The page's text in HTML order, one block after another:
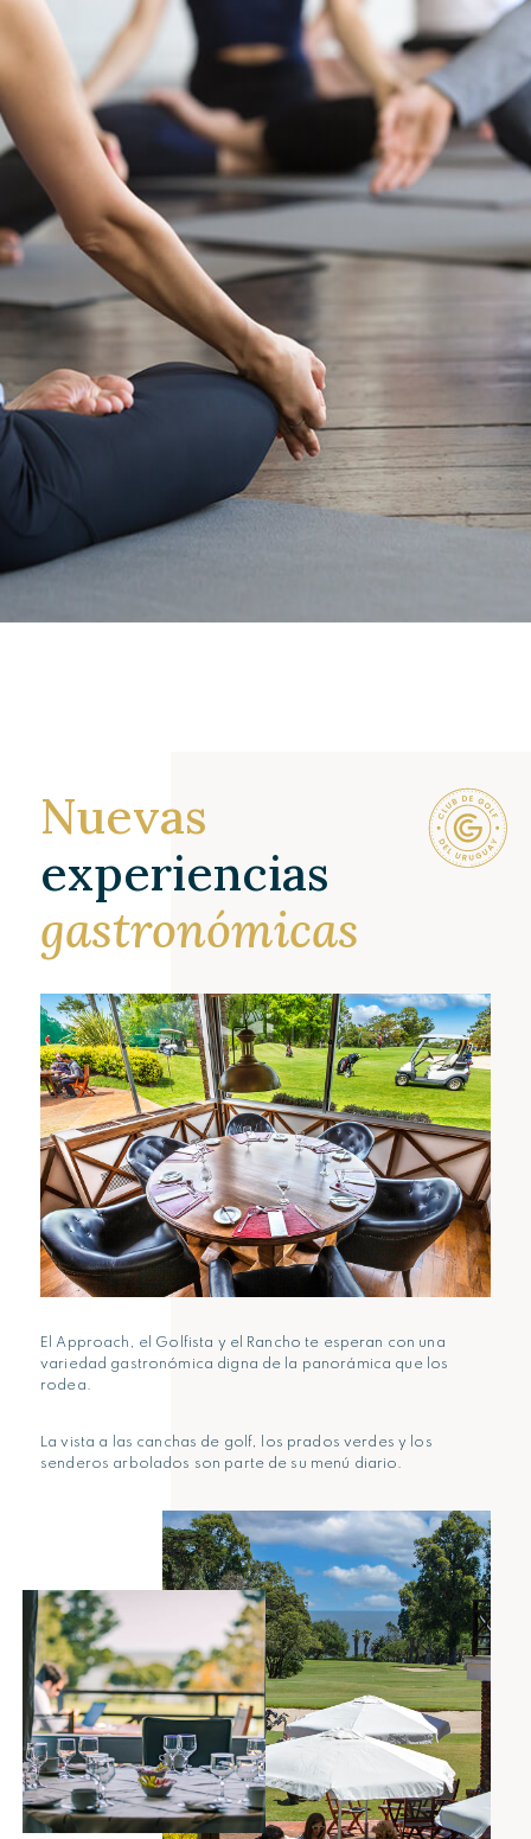
Nuevas
experiencias
gastronómicas
El Approach, el Golfista y el Rancho te esperan con una
variedad gastronómica digna de la panorámica que los
rodea.
La vista a las canchas de golf, los prados verdes y los
senderos arbolados son parte de su menú diario.